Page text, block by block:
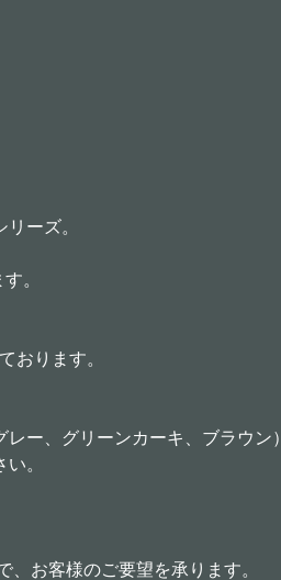
ーズ。
。
おります。
ー、グリーンカーキ、ブラウン）
。
お客様のご要望を承ります。